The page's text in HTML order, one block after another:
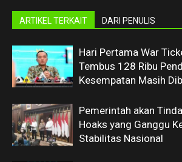
ARTIKEL TERKAIT DARI PENULIS
Hari Pertama War
Tembus 128 Ribu
Kesempatan Masih
Pemerintah akan
Hoaks yang Ganggu
Stabilitas Nasional